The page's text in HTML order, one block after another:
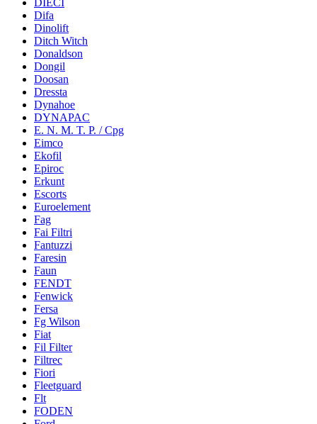
DIECI
Difa
Dinolift
Ditch Witch
Donaldson
Dongil
Doosan
Dressta
Dynahoe
DYNAPAC
E. N. M. T. P. / Cpg
Eimco
Ekofil
Epiroc
Erkunt
Escorts
Euroelement
Fag
Fai Filtri
Fantuzzi
Faresin
Faun
FENDT
Fenwick
Fersa
Fg Wilson
Fiat
Fil Filter
Filtrec
Fiori
Fleetguard
Flt
FODEN